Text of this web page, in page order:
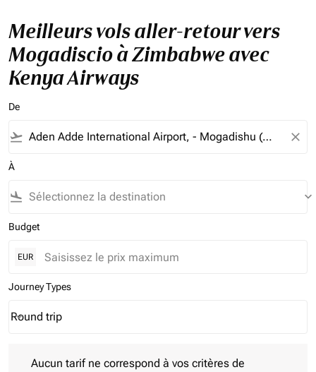
Meilleurs vols aller-retour vers
Mogadiscio à Zimbabwe avec
Kenya Airways
De
flight_takeoff close
À
flight_land keyboard_arrow_down
Budget
EUR
Journey Types
Journey Types option Round trip Selected
Round trip
keyboard_arrow_down
Aucun tarif ne correspond à vos critères de